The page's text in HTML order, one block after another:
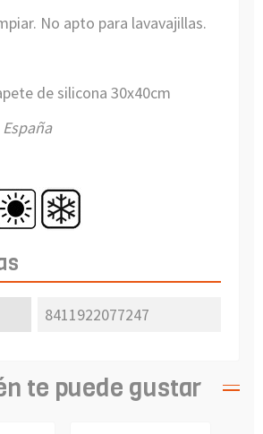
No apto para lavavajillas.
de silicona 30x40cm
8411922077247
te puede gustar